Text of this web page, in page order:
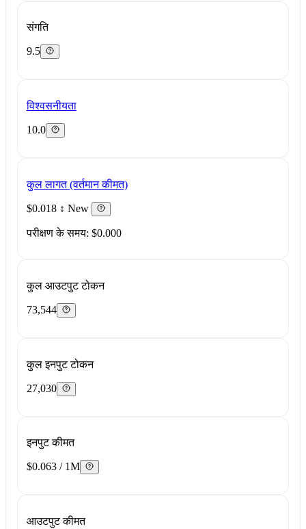
संगति
9.5
विश्वसनीयता
10.0
कुल लागत (वर्तमान कीमत)
$0.018 ↕ New
परीक्षण के समय: $0.000
कुल आउटपुट टोकन
73,544
कुल इनपुट टोकन
27,030
इनपुट कीमत
$0.063 / 1M
आउटपुट कीमत